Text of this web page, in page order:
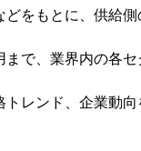
をもとに、供給
で、業界内の各セ
レンド、企業動向